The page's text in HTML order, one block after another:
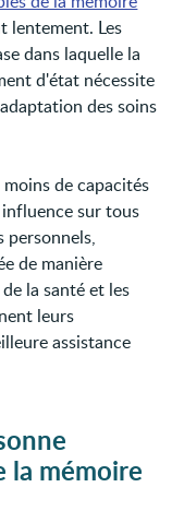
lentement. Les
dans laquelle la
d'état nécessite
des soins
moins de capacités
sur tous
personnels,
de manière
la santé et les
leurs
assistance
mémoire